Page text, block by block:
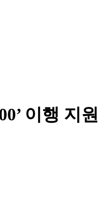
이행 지원